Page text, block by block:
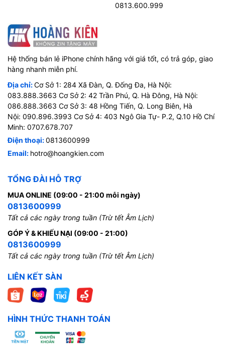
0813.600.999
Hệ thống bán lẻ iPhone chính hãng với giá tốt, có trả góp, giao
hàng nhanh miễn phí.
Địa chỉ:Cơ Sở 1: 284 Xã Đàn, Q. Đống Đa, Hà Nội:
083.888.3663 Cơ Sở 2: 42 Trần Phú, Q. Hà Đông, Hà Nội:
086.888.3663 Cơ Sở 3: 48 Hồng Tiến, Q. Long Biên, Hà
Nội: 090.896.3993 Cơ Sở 4: 403 Ngô Gia Tự- P.2, Q.10 Hồ Chí
Minh: 0707.678.707
Điện thoại:0813600999
Email: hotro@hoangkien.com
TỔNG ĐÀI HỖ TRỢ
MUA ONLINE (09:00 - 21:00 mỗi ngày)
0813600999
Tất cả các ngày trong tuần (Trừ tết Âm Lịch)
GÓP Ý & KHIẾU NẠI (09:00 - 21:00)
0813600999
Tất cả các ngày trong tuần (Trừ tết Âm Lịch)
LIÊN KẾT SÀN
HÌNH THỨC THANH TOÁN